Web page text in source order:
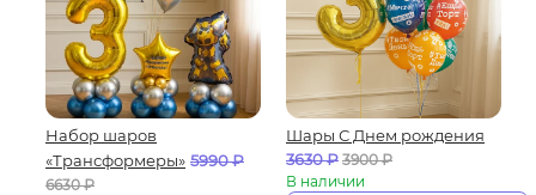
Набор шаров
«Трансформеры» 5990₽
6630₽
Шары С Днем рождения
3630₽ 3900₽
В наличии